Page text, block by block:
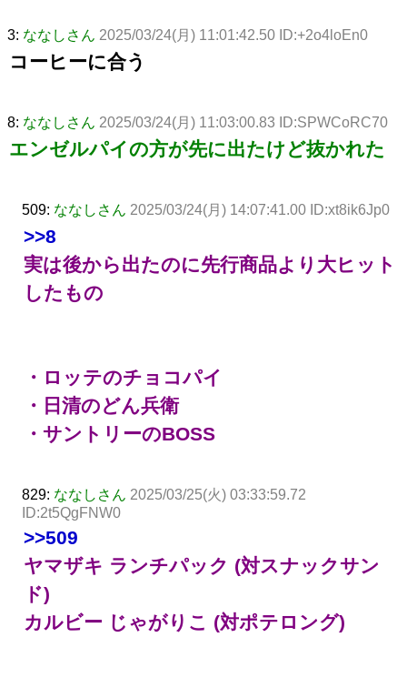
3: ななしさん 2025/03/24(月) 11:01:42.50 ID:+2o4loEn0
コーヒーに合う
8: ななしさん 2025/03/24(月) 11:03:00.83 ID:SPWCoRC70
エンゼルパイの方が先に出たけど抜かれた
509: ななしさん 2025/03/24(月) 14:07:41.00 ID:xt8ik6Jp0
>>8
実は後から出たのに先行商品より大ヒット
したもの
・ロッテのチョコパイ
・日清のどん兵衛
・サントリーのBOSS
829: ななしさん 2025/03/25(火) 03:33:59.72
ID:2t5QgFNW0
>>509
ヤマザキ ランチパック (対スナックサン
ド)
カルビー じゃがりこ (対ポテロング)